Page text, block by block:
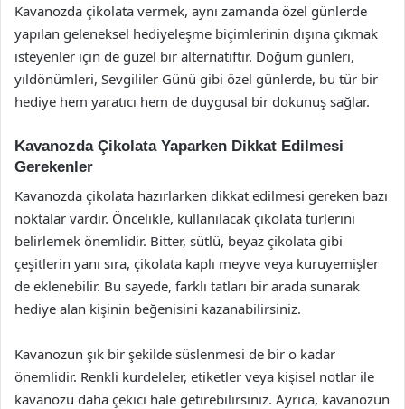
Kavanozda çikolata vermek, aynı zamanda özel günlerde
yapılan geleneksel hediyeleşme biçimlerinin dışına çıkmak
isteyenler için de güzel bir alternatiftir. Doğum günleri,
yıldönümleri, Sevgililer Günü gibi özel günlerde, bu tür bir
hediye hem yaratıcı hem de duygusal bir dokunuş sağlar.
Kavanozda Çikolata Yaparken Dikkat Edilmesi
Gerekenler
Kavanozda çikolata hazırlarken dikkat edilmesi gereken bazı
noktalar vardır. Öncelikle, kullanılacak çikolata türlerini
belirlemek önemlidir. Bitter, sütlü, beyaz çikolata gibi
çeşitlerin yanı sıra, çikolata kaplı meyve veya kuruyemişler
de eklenebilir. Bu sayede, farklı tatları bir arada sunarak
hediye alan kişinin beğenisini kazanabilirsiniz.
Kavanozun şık bir şekilde süslenmesi de bir o kadar
önemlidir. Renkli kurdeleler, etiketler veya kişisel notlar ile
kavanozu daha çekici hale getirebilirsiniz. Ayrıca, kavanozun